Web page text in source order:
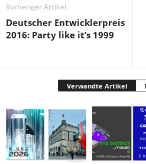
Vorheriger Artikel
Deutscher Entwicklerpreis
2016: Party like it’s 1999
Verwandte Artikel